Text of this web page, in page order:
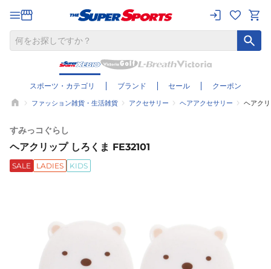
スポーツ・カテゴリ ブランド セール クーポン
ファッション雑貨・生活雑貨 アクセサリー ヘアアクセサリー ヘアク
すみっコぐらし
ヘアクリップ しろくま FE32101
SALE LADIES KIDS